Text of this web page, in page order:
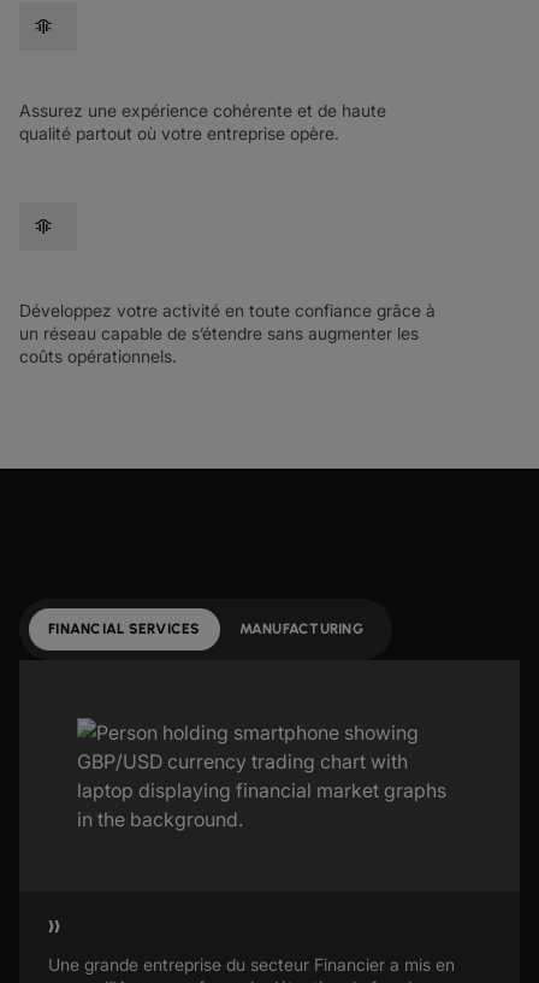
cadence
Assurez une expérience cohérente et de haute
qualité partout où votre entreprise opère.
cadence
Développez votre activité en toute confiance grâce à
un réseau capable de s’étendre sans augmenter les
coûts opérationnels.
FINANCIAL SERVICES MANUFACTURING
Une grande entreprise du secteur Financier a mis en